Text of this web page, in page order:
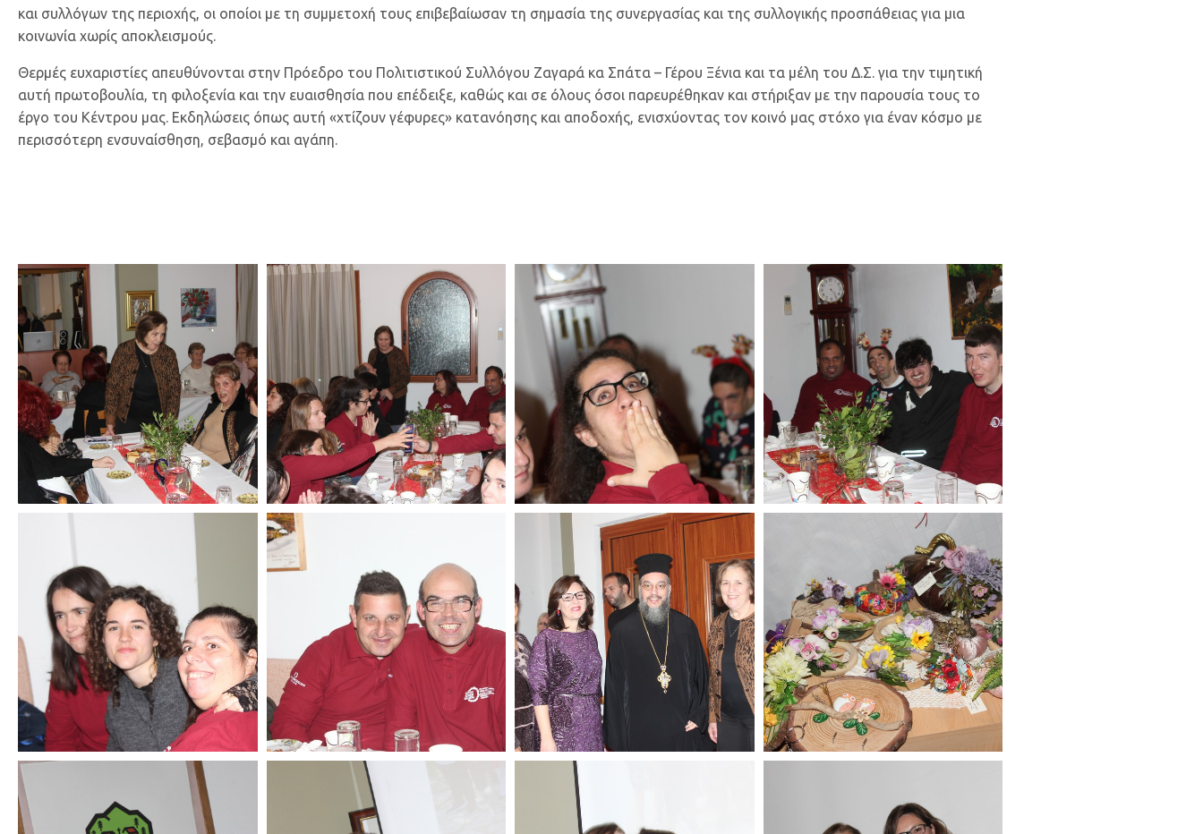
και συλλόγων της περιοχής, οι οποίοι με τη συμμετοχή τους επιβεβαίωσαν τη σημασία της συνεργασίας και της συλλογικής προσπάθειας για μια
κοινωνία χωρίς αποκλεισμούς.
Θερμές ευχαριστίες απευθύνονται στην Πρόεδρο του Πολιτιστικού Συλλόγου Ζαγαρά κα Σπάτα – Γέρου Ξένια και τα μέλη του Δ.Σ. για την τιμητική
αυτή πρωτοβουλία, τη φιλοξενία και την ευαισθησία που επέδειξε, καθώς και σε όλους όσοι παρευρέθηκαν και στήριξαν με την παρουσία τους το
έργο του Κέντρου μας. Εκδηλώσεις όπως αυτή «χτίζουν γέφυρες» κατανόησης και αποδοχής, ενισχύοντας τον κοινό μας στόχο για έναν κόσμο με
περισσότερη ενσυναίσθηση, σεβασμό και αγάπη.